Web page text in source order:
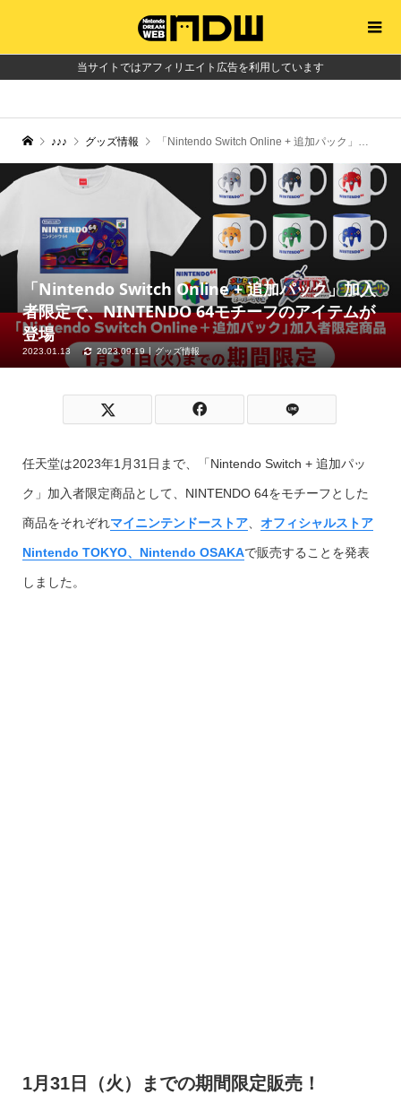
当サイトではアフィリエイト広告を利用しています
♪♪♪ グッズ情報 「Nintendo Switch Online + 追加パック」加入者限定で、NINTENDO 64モチーフのアイテムが登場
「Nintendo Switch Online + 追加パック」加入
者限定で、NINTENDO 64モチーフのアイテムが
登場
2023.01.13 2023.09.19 グッズ情報
任天堂は2023年1月31日まで、「Nintendo Switch + 追加パッ
ク」加入者限定商品として、NINTENDO 64をモチーフとした
商品をそれぞれマイニンテンドーストア、 オフィシャルストア
Nintendo TOKYO、Nintendo OSAKAで販売することを発表
しました。
1月31日（火）までの期間限定販売！